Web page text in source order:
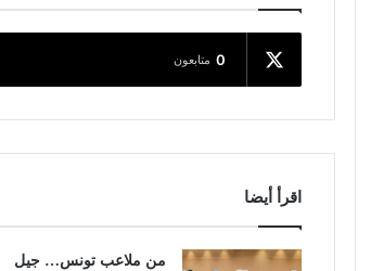
0 متابعون
اقرأ أيضا
من ملاعب تونس… جيل